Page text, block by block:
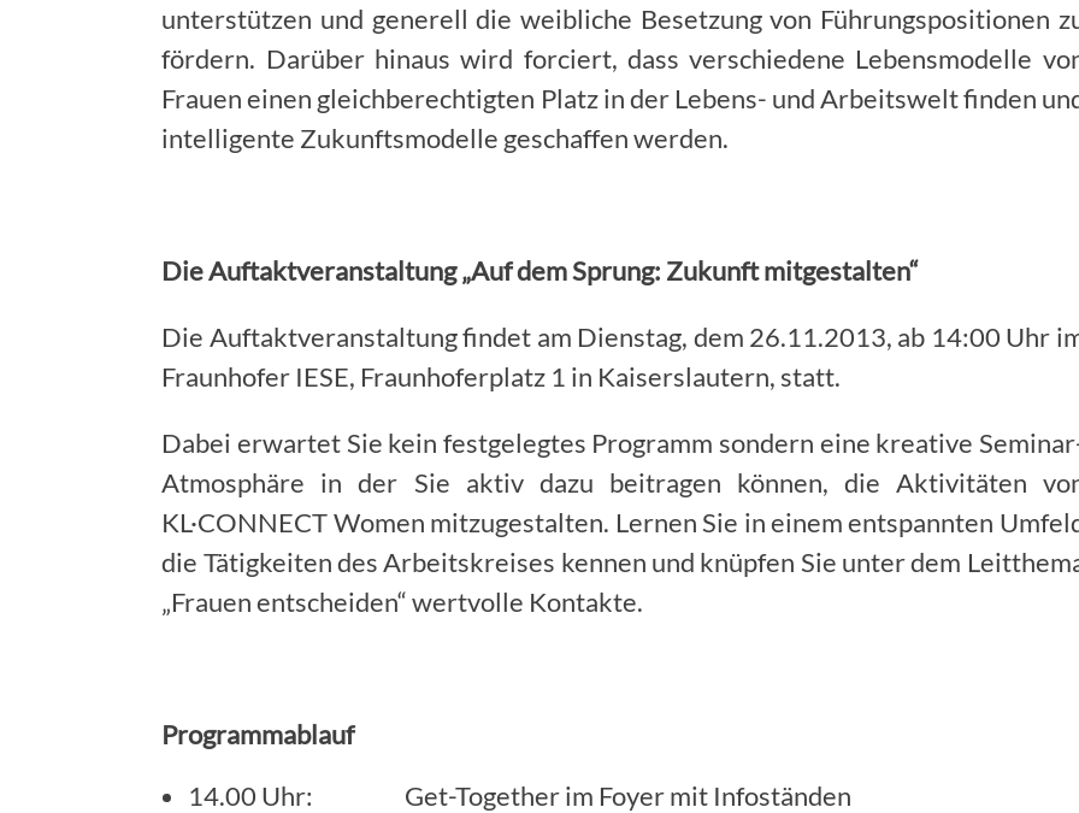
unterstützen und generell die weibliche Besetzung von Führungspositionen
fördern. Darüber hinaus wird forciert, dass verschiedene Lebensmodelle
Frauen einen gleichberechtigten Platz in der Lebens- und Arbeitswelt finden
intelligente Zukunftsmodelle geschaffen werden.
Die Auftaktveranstaltung „Auf dem Sprung: Zukunft mitgestalten“
Die Auftaktveranstaltung findet am Dienstag, dem 26.11.2013, ab 14:00 Uhr
Fraunhofer IESE, Fraunhoferplatz 1 in Kaiserslautern, statt.
Dabei erwartet Sie kein festgelegtes Programm sondern eine kreative
Atmosphäre in der Sie aktiv dazu beitragen können, die Aktivitäten
KL·CONNECT Women mitzugestalten. Lernen Sie in einem entspannten
die Tätigkeiten des Arbeitskreises kennen und knüpfen Sie unter dem
„Frauen entscheiden“ wertvolle Kontakte.
Programmablauf
14.00 Uhr: Get-Together im Foyer mit Infoständen